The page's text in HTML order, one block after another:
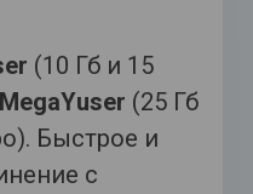
(10 Гб и 15
MegaYuser (25 Гб
Быстрое и
с